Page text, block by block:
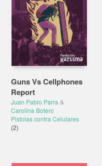
Guns Vs Cellphones
Report
Juan Pablo Parra &
Carolina Botero
Pistolas contra Celulares
(2)